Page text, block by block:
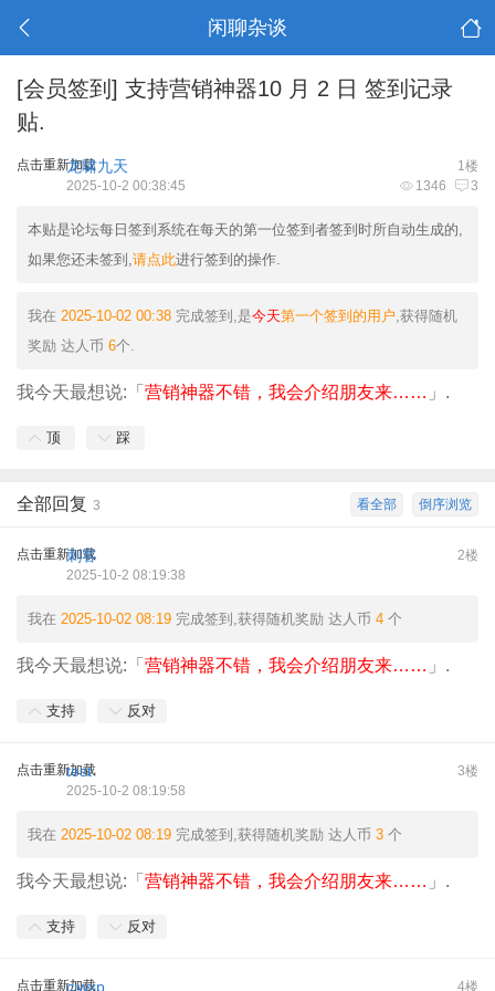
闲聊杂谈
[会员签到] 支持营销神器10 月 2 日 签到记录
贴.
点击重新加载 1楼
龙啸九天
1346 3
2025-10-2 00:38:45
本贴是论坛每日签到系统在每天的第一位签到者签到时所自动生成的,
如果您还未签到,请点此进行签到的操作.
我在 2025-10-02 00:38 完成签到,是今天第一个签到的用户,获得随机
奖励 达人币 6个.
我今天最想说:「 营销神器不错，我会介绍朋友来…… 」.
顶 踩
倒序浏览
看全部
全部回复 3
点击重新加载 2楼
刺客
2025-10-2 08:19:38
我在 2025-10-02 08:19 完成签到,获得随机奖励 达人币 4 个
我今天最想说:「 营销神器不错，我会介绍朋友来…… 」.
支持 反对
点击重新加载 3楼
test
2025-10-2 08:19:58
我在 2025-10-02 08:19 完成签到,获得随机奖励 达人币 3 个
我今天最想说:「 营销神器不错，我会介绍朋友来…… 」.
支持 反对
点击重新加载 4楼
cjwxp